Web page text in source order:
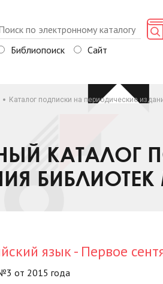
Библиопоиск Сайт
Каталог подписки на периодические
КАТАЛОГ
язык - Первое
от 2015 года